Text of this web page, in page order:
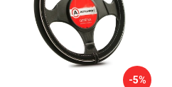
-5%